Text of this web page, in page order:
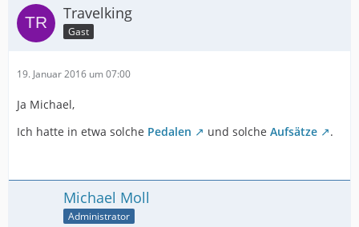
Travelking
Gast
19. Januar 2016 um 07:00
Ja Michael,
Ich hatte in etwa solche Pedalen und solche Aufsätze .
Michael Moll
Administrator